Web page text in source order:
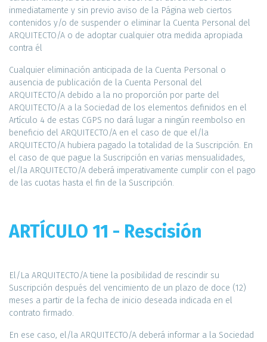
inmediatamente y sin previo aviso de la Página web ciertos
contenidos y/o de suspender o eliminar la Cuenta Personal del
ARQUITECTO/A o de adoptar cualquier otra medida apropiada
contra él
Cualquier eliminación anticipada de la Cuenta Personal o
ausencia de publicación de la Cuenta Personal del
ARQUITECTO/A debido a la no proporción por parte del
ARQUITECTO/A a la Sociedad de los elementos definidos en el
Artículo 4 de estas CGPS no dará lugar a ningún reembolso en
beneficio del ARQUITECTO/A en el caso de que el/la
ARQUITECTO/A hubiera pagado la totalidad de la Suscripción. En
el caso de que pague la Suscripción en varias mensualidades,
el/la ARQUITECTO/A deberá imperativamente cumplir con el pago
de las cuotas hasta el fin de la Suscripción.
ARTÍCULO 11 - Rescisión
El/La ARQUITECTO/A tiene la posibilidad de rescindir su
Suscripción después del vencimiento de un plazo de doce (12)
meses a partir de la fecha de inicio deseada indicada en el
contrato firmado.
En ese caso, el/la ARQUITECTO/A deberá informar a la Sociedad